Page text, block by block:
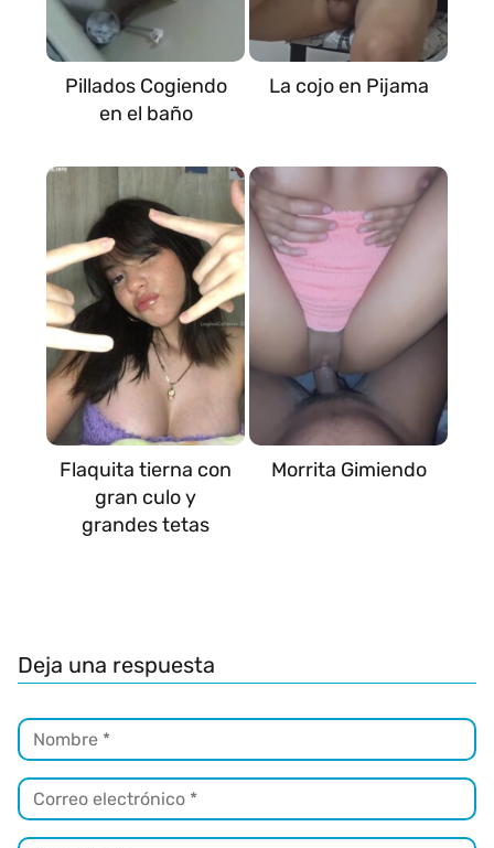
Pillados Cogiendo
en el baño
La cojo en Pijama
Flaquita tierna con
gran culo y
grandes tetas
Morrita Gimiendo
Deja una respuesta